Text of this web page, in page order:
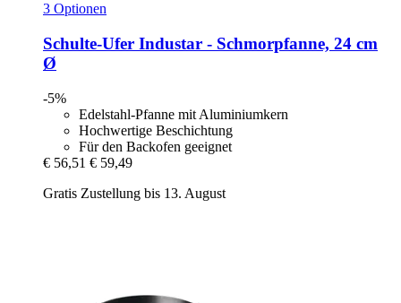
3 Optionen
Schulte-Ufer Industar -​ Schmorpfanne, 24 cm
Ø
-5%
Edelstahl-Pfanne mit Aluminiumkern
Hochwertige Beschichtung
Für den Backofen geeignet
€ 56,51 € 59,49
Gratis Zustellung bis 13. August